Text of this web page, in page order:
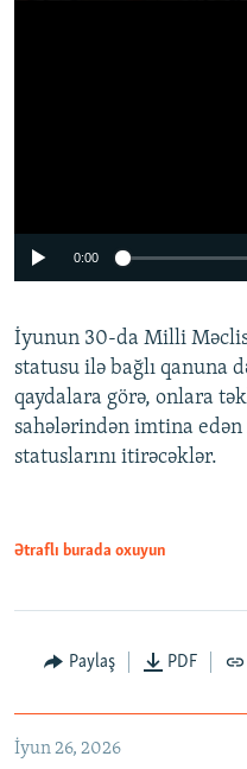
Auto 240p
720p
0:00
İyunun 30-da Milli
statusu ilə bağlı qanuna
qaydalara görə, onlara
sahələrindən imtina
statuslarını itirəcəklər.
Ətraflı burada oxuyun
Paylaş PDF
İyun 26, 2026